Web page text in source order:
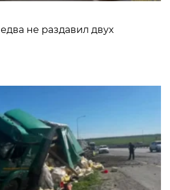
не раздавил двух